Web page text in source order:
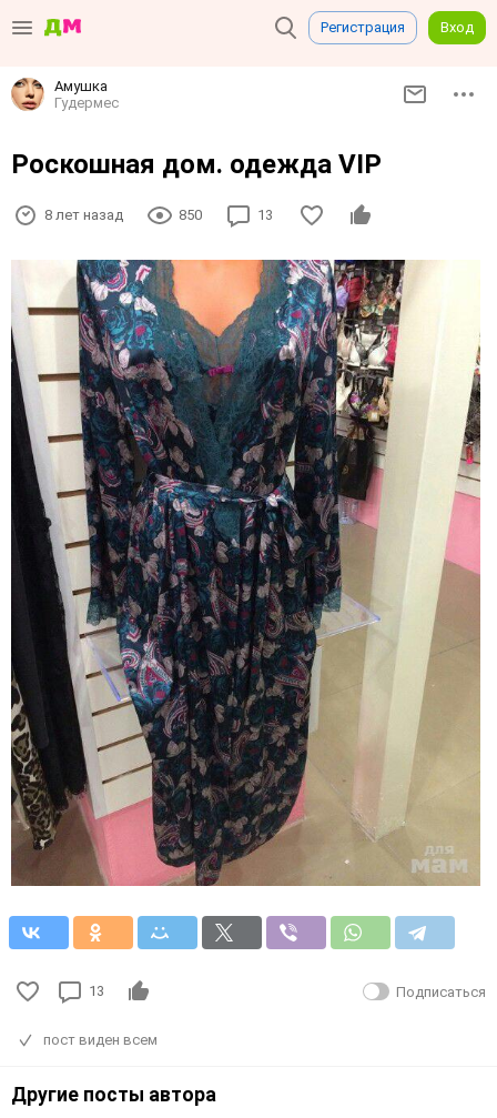
Регистрация Вход
Амушка
Гудермес
Роскошная дом. одежда VIP
8 лет назад 850 13
13 Подписаться
пост виден всем
Другие посты автора